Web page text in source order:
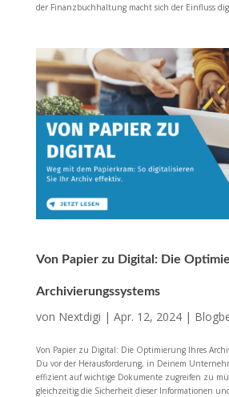
der Finanzbuchhaltung macht sich der Einfluss
Von Papier zu Digital: Die
Archivierungssystems
von Nextdigi | Apr. 12, 2024|
Von Papier zu Digital: Die Optimierung Ihres
Du vor der Herausforderung, in Deinem
effizient auf wichtige Dokumente zugreifen zu
gleichzeitig die Sicherheit dieser Informationen